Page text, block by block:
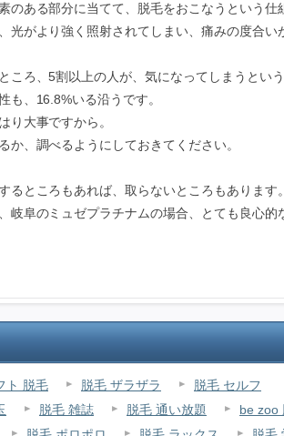
ある部分に当てて、脱毛をおこなうという仕
がより強く照射されてしまい、痛みの度合い
ろ、5割以上の人が、気になってしまうとい
、16.8%いる沿うです。
り大事ですから。
、調べるようにしておきてください。
ところもあれば、取らないところもあります
阜のミュゼプラチナムの場合、とても良心的
ト 脱毛 脱毛 ザラザラ
脱毛 セルフ
脱毛 雑誌 脱毛 通い放題
be zoo